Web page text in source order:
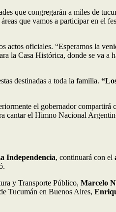
que congregarán a miles de
que vamos a participar en el
actos oficiales. “Esperamos la
la Casa Histórica, donde se va a
destinadas a toda la familia.
el gobernador compartirá
cantar el Himno Nacional
Independencia, continuará con el
y Transporte Público, Marcelo
Tucumán en Buenos Aires,